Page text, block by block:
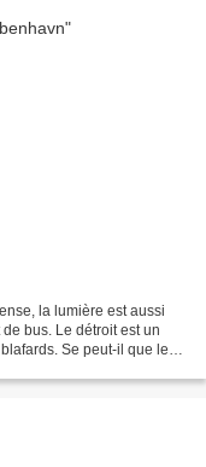
la lumière est aussi
bus. Le détroit est un
Se peut-il que les